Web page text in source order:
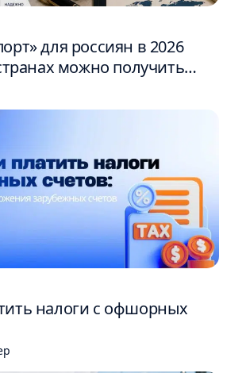
для россиян в 2026
можно получить
инвестиции
налоги с офшорных